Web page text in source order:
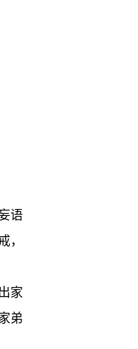
语
，
家
弟